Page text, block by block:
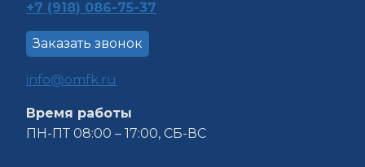
+7 (918) 086-75-37
Заказать звонок
info@omfk.ru
Время работы
ПН-ПТ 08:00 – 17:00, СБ-ВС